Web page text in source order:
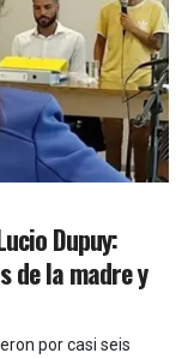
Dupuy:
de la madre y
por casi seis